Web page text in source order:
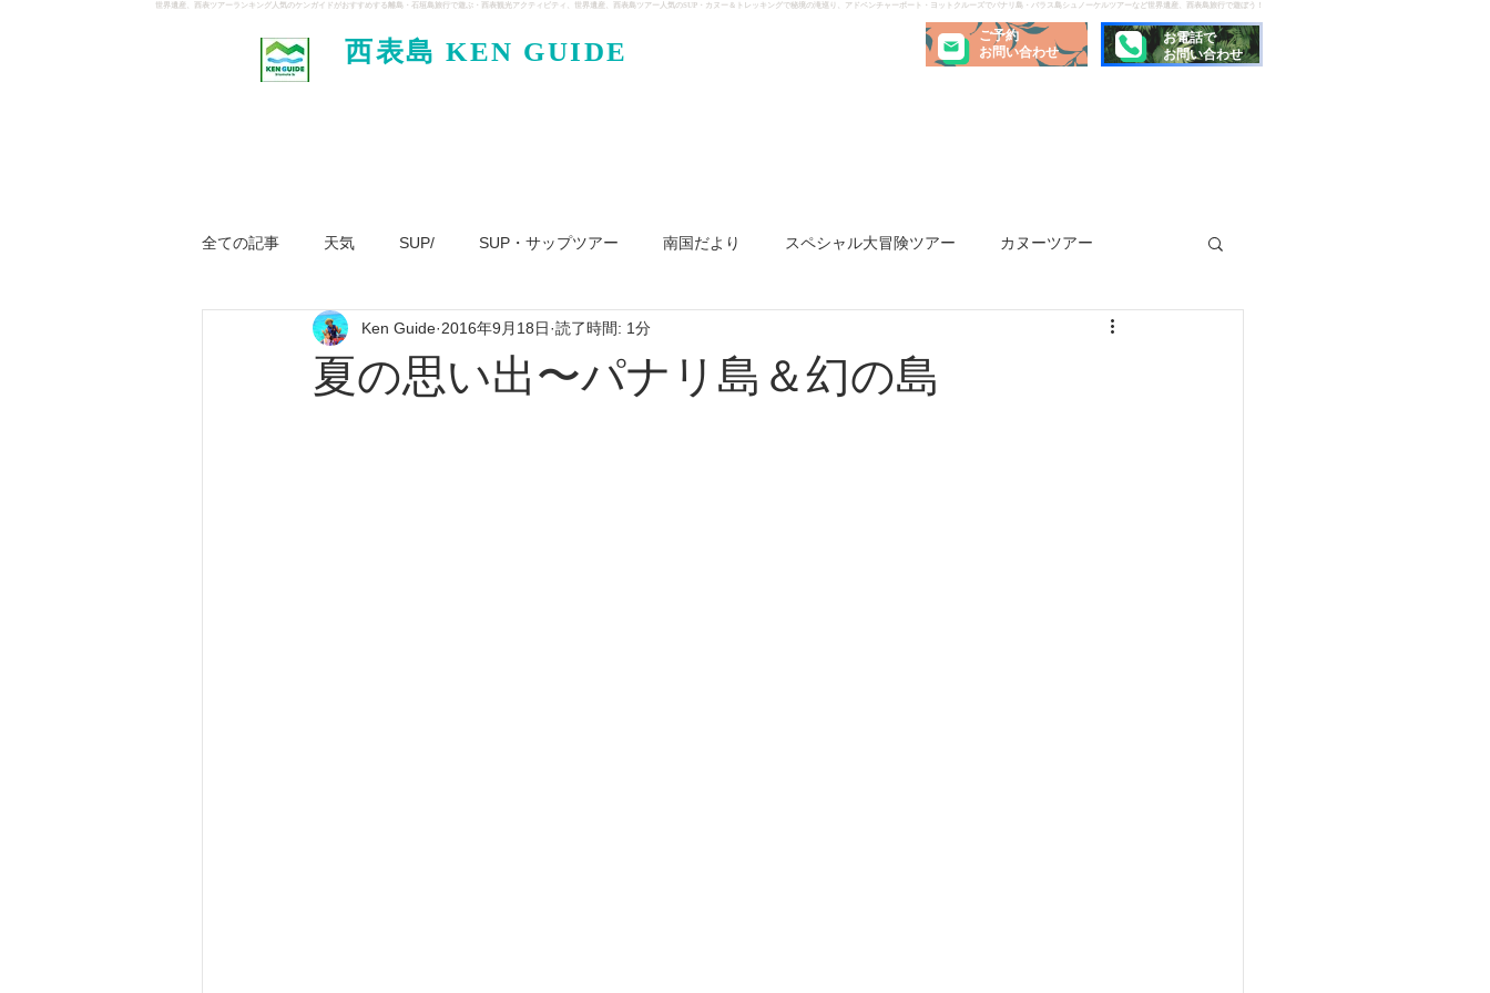
世界遺産、西表ツアーランキング人気のケンガイドがおすすめする離島・石垣島旅行で遊ぶ・西表観光アクティビティ、世界遺産、西表島ツアー人気のSUP・カヌー＆トレッキングで秘境の滝巡り、アドベンチャーボート・ヨットクルーズでパナリ島・バラス島シュノーケルツアーなど世界遺産、西表島旅行で遊ぼう！
西表島 KEN GUIDE
ご予約
お問い合わせ
お電話で
お問い合わせ
全ての記事 天気 SUP/ SUP・サップツアー 南国だより スペシャル大冒険ツアー カヌーツアー
ジャングル大冒険ツアー パナリ島 ヨット
夏の思い出〜パナリ島＆幻の島
Ken Guide 2016年9月18日 読了時間: 1分